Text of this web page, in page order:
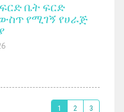
ቤት ፍርድ
የሚገኝ የሀራጅ
1 2 3